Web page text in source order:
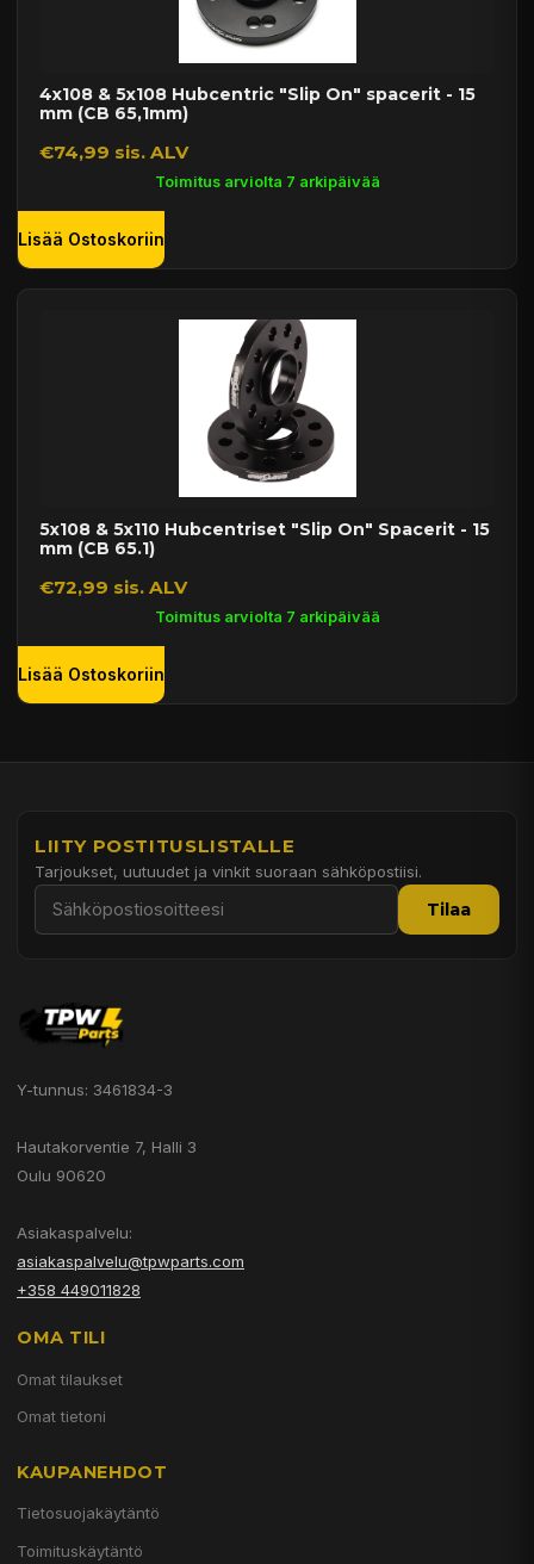
4x108 & 5x108 Hubcentric "Slip On" spacerit - 15
mm (CB 65,1mm)
€74,99 sis. ALV
Toimitus arviolta 7 arkipäivää
Lisää Ostoskoriin
5x108 & 5x110 Hubcentriset "Slip On" Spacerit - 15
mm (CB 65.1)
€72,99 sis. ALV
Toimitus arviolta 7 arkipäivää
Lisää Ostoskoriin
LIITY POSTITUSLISTALLE
Tarjoukset, uutuudet ja vinkit suoraan sähköpostiisi.
Tilaa
Y-tunnus: 3461834-3
Hautakorventie 7, Halli 3
Oulu 90620
Asiakaspalvelu:
asiakaspalvelu@tpwparts.com
+358 449011828
OMA TILI
Omat tilaukset
Omat tietoni
KAUPANEHDOT
Tietosuojakäytäntö
Toimituskäytäntö